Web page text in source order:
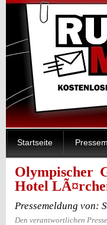
Startseite
Olympischer
Hotel
Pressemeldung von:
Den verantwortlichen